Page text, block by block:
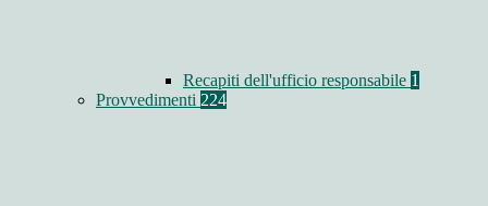
Recapiti dell'ufficio responsabile 1
Provvedimenti 224